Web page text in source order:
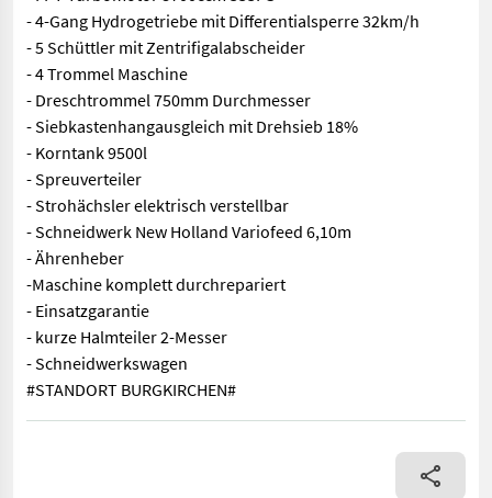
- 4-Gang Hydrogetriebe mit Differentialsperre 32km/h
- 5 Schüttler mit Zentrifigalabscheider
- 4 Trommel Maschine
- Dreschtrommel 750mm Durchmesser
- Siebkastenhangausgleich mit Drehsieb 18%
- Korntank 9500l
- Spreuverteiler
- Strohächsler elektrisch verstellbar
- Schneidwerk New Holland Variofeed 6,10m
- Ährenheber
-Maschine komplett durchrepariert
- Einsatzgarantie
- kurze Halmteiler 2-Messer
- Schneidwerkswagen
#STANDORT BURGKIRCHEN#
#NEW HOLLAND CX 8040# - FPT-Turbomotor 8700ccm